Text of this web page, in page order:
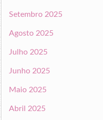
Setembro 2025
Agosto 2025
Julho 2025
Junho 2025
Maio 2025
Abril 2025